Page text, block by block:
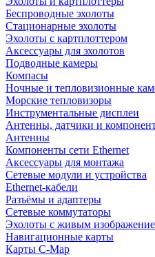
Беспроводные эхолоты
Стационарные эхолоты
Эхолоты с картплоттером
Аксессуары для эхолотов
Подводные камеры
Компасы
Ночные и тепловизионные
Морские тепловизоры
Инструментальные дисплеи
Антенны, датчики и
Антенны
Компоненты сети Ethernet
Аксессуары для монтажа
Сетевые модули и устройства
Ethernet-кабели
Разъёмы и адаптеры
Сетевые коммутаторы
Эхолоты с живым
Навигационные карты
Карты C-Map